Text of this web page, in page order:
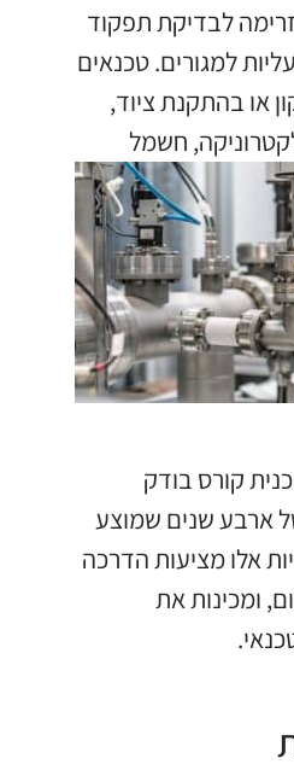
לבדיקת תפקוד
למגורים. טכנאים
או בהתקנת ציוד,
חשמל
קורס בודק
ארבע שנים שמוצע
אלו מציעות הדרכה
ומכינות את